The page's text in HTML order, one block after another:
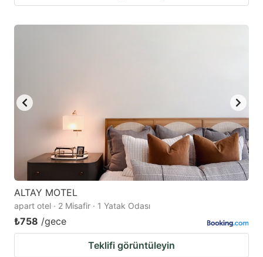
ALTAY MOTEL
apart otel · 2 Misafir · 1 Yatak Odası
₺758 /gece
Teklifi görüntüleyin